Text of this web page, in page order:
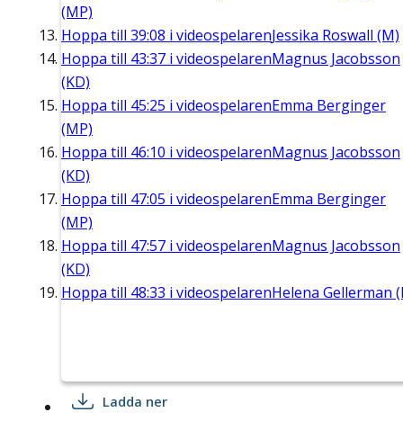
(MP)
Hoppa till 39:08 i videospelarenJessika Roswall (M)
Hoppa till 43:37 i videospelarenMagnus Jacobsson
(KD)
Hoppa till 45:25 i videospelarenEmma Berginger
(MP)
Hoppa till 46:10 i videospelarenMagnus Jacobsson
(KD)
Hoppa till 47:05 i videospelarenEmma Berginger
(MP)
Hoppa till 47:57 i videospelarenMagnus Jacobsson
(KD)
Hoppa till 48:33 i videospelarenHelena Gellerman
Ladda ner